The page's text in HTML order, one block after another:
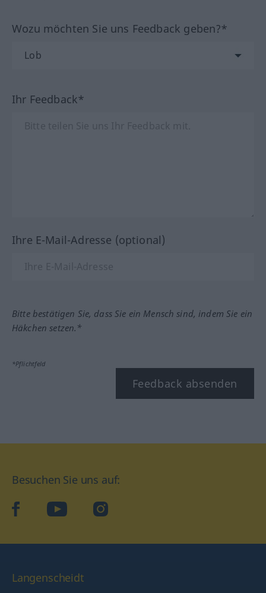
Wozu möchten Sie uns Feedback geben?*
Ihr Feedback*
Ihre E-Mail-Adresse (optional)
Bitte bestätigen Sie, dass Sie ein Mensch sind, indem Sie ein
Häkchen setzen.*
*Pflichtfeld
Feedback absenden
Besuchen Sie uns auf:
facebookYouTube Instagram
Langenscheidt